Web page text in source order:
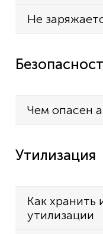
Не
Чем опасен
Утилизация
Как хранить
утилизации